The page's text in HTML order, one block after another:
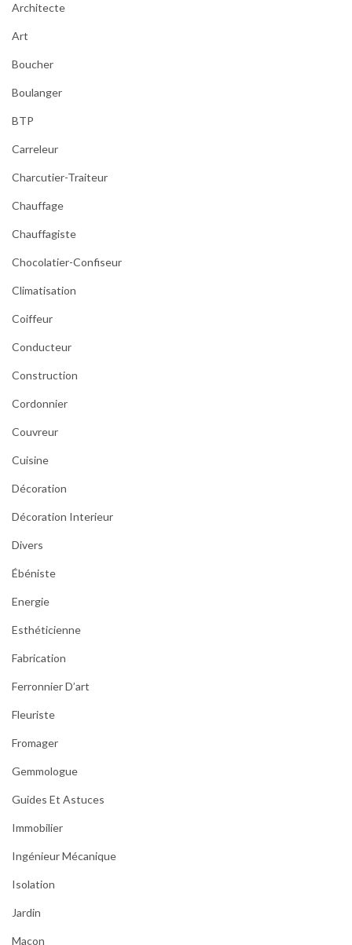
Architecte
Art
Boucher
Boulanger
BTP
Carreleur
Charcutier-Traiteur
Chauffage
Chauffagiste
Chocolatier-Confiseur
Climatisation
Coiffeur
Conducteur
Construction
Cordonnier
Couvreur
Cuisine
Décoration
Décoration Interieur
Divers
Ébéniste
Energie
Esthéticienne
Fabrication
Ferronnier D’art
Fleuriste
Fromager
Gemmologue
Guides Et Astuces
Immobilier
Ingénieur Mécanique
Isolation
Jardin
Maçon